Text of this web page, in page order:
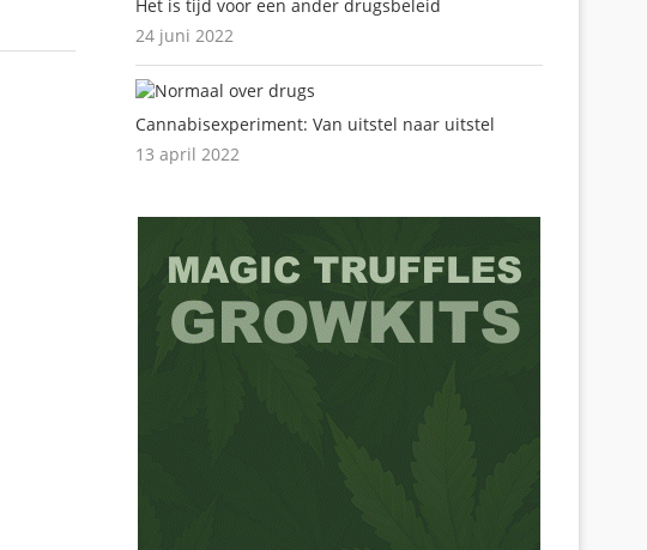
Het is tijd voor een ander drugsbeleid
24 juni 2022
Cannabisexperiment: Van uitstel naar uitstel
13 april 2022